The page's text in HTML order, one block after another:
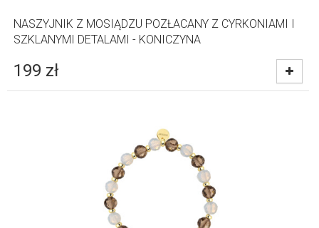
NASZYJNIK Z MOSIĄDZU POZŁACANY Z CYRKONIAMI I
SZKLANYMI DETALAMI - KONICZYNA
199 zł